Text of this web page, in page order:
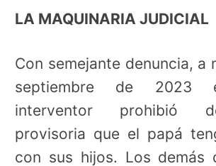
LA MAQUINARIA JUDICIAL
Con semejante denuncia, a
septiembre de 2023
interventor prohibió
provisoria que el papá
con sus hijos. Los demás